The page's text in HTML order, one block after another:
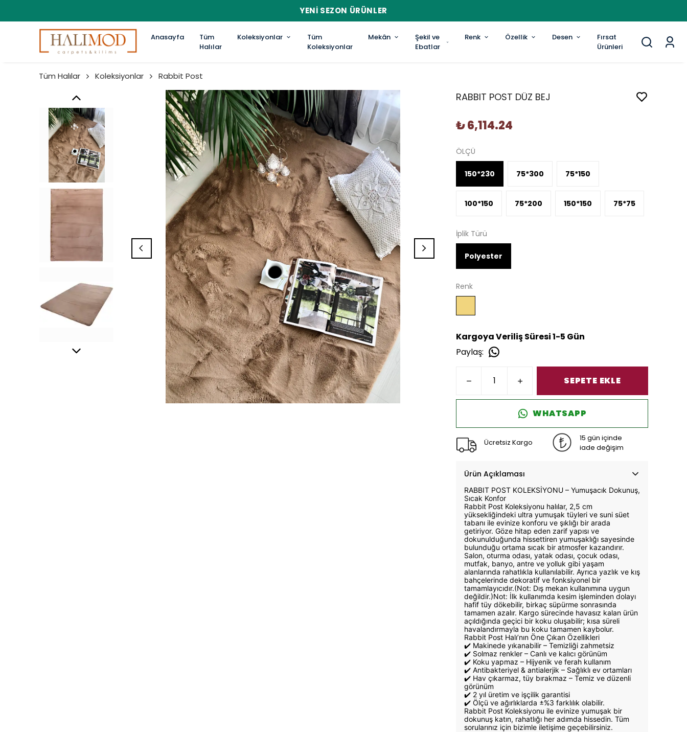
YENI SEZON ÜRÜNLER
Anasayfa
Tüm
Halılar
Koleksiyonlar
Tüm
Koleksiyonlar
Mekân
Şekil ve
Ebatlar
Renk Özellik Desen
Fırsat
Ürünleri
Tüm Halılar Koleksiyonlar Rabbit Post
RABBIT POST DÜZ BEJ
₺ 6,114.24
ÖLÇÜ
150*230 75*300 75*150
100*150 75*200 150*150 75*75
İplik Türü
Polyester
Renk
Kargoya Veriliş Süresi 1-5 Gün
Paylaş:
SEPETE EKLE
WHATSAPP
Ücretsiz Kargo
15 gün içinde
iade değişim
Ürün Açıklaması
RABBIT POST KOLEKSİYONU – Yumuşacık Dokunuş,
Sıcak Konfor
Rabbit Post Koleksiyonu halılar, 2,5 cm
yüksekliğindeki ultra yumuşak tüyleri ve suni süet
tabanı ile evinize konforu ve şıklığı bir arada
getiriyor. Göze hitap eden zarif yapısı ve
dokunulduğunda hissettiren yumuşaklığı sayesinde
bulunduğu ortama sıcak bir atmosfer kazandırır.
Salon, oturma odası, yatak odası, çocuk odası,
mutfak, banyo, antre ve yolluk gibi yaşam
alanlarında rahatlıkla kullanılabilir. Ayrıca yazlık ve kış
bahçelerinde dekoratif ve fonksiyonel bir
tamamlayıcıdır.(Not: Dış mekan kullanımına uygun
değildir.)Not: İlk kullanımda kesim işleminden dolayı
hafif tüy dökebilir, birkaç süpürme sonrasında
tamamen azalır. Kargo sürecinde havasız kalan ürün
açıldığında geçici bir koku oluşabilir; kısa süreli
havalandırmayla bu koku tamamen kaybolur.
Rabbit Post Halı’nın Öne Çıkan Özellikleri
✔️ Makinede yıkanabilir – Temizliği zahmetsiz
✔️ Solmaz renkler – Canlı ve kalıcı görünüm
✔️ Koku yapmaz – Hijyenik ve ferah kullanım
✔️ Antibakteriyel & antialerjik – Sağlıklı ev ortamları
✔️ Hav çıkarmaz, tüy bırakmaz – Temiz ve düzenli
görünüm
✔️ 2 yıl üretim ve işçilik garantisi
✔️ Ölçü ve ağırlıklarda ±%3 farklılık olabilir.
Rabbit Post Koleksiyonu ile evinize yumuşak bir
dokunuş katın, rahatlığı her adımda hissedin. Tüm
sorularınız için bizimle iletişime geçebilirsiniz.